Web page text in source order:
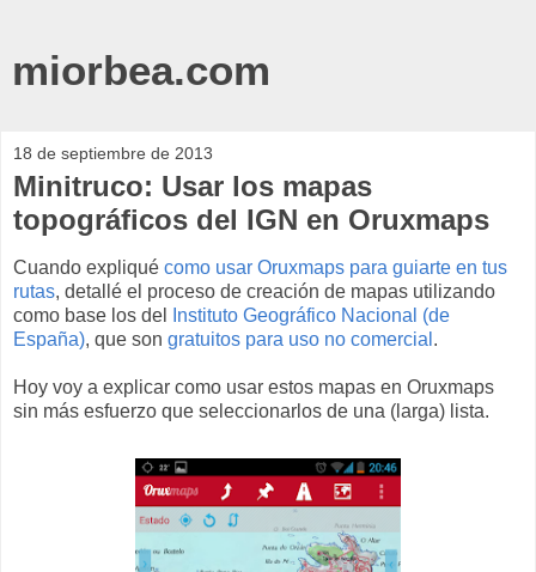
miorbea.com
18 de septiembre de 2013
Minitruco: Usar los mapas
topográficos del IGN en Oruxmaps
Cuando expliqué como usar Oruxmaps para guiarte en tus
rutas, detallé el proceso de creación de mapas utilizando
como base los del
Instituto Geográfico Nacional (de
España), que son gratuitos para uso no comercial .
Hoy voy a explicar como usar estos mapas en Oruxmaps
sin más esfuerzo que seleccionarlos de una (larga) lista.